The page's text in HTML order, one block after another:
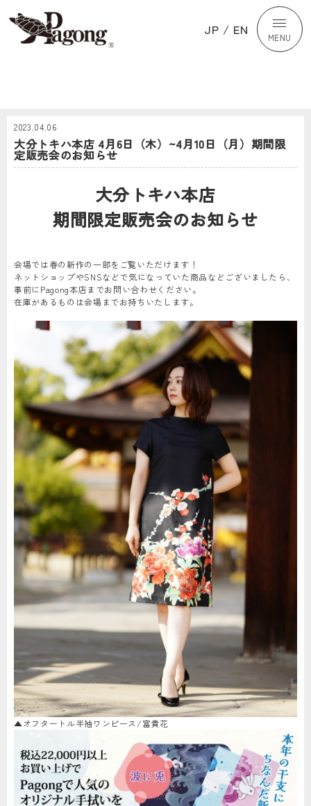
JP / EN MENU
2023.04.06
大分トキハ本店 4月6日（木）~4月10日（月）期間限
定販売会のお知らせ
大分トキハ本店
期間限定販売会のお知らせ
会場では春の新作の一部をご覧いただけます！
ネットショップやSNSなどで気になっていた商品などございましたら、
事前にPagong本店までお問い合わせください。
在庫があるものは会場までお持ちいたします。
▲オフタートル半袖ワンピース/富貴花